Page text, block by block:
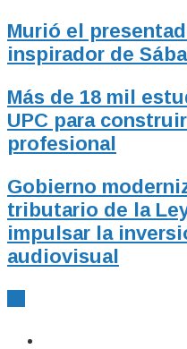
Murió el
inspirador de
Más de 18 mil
UPC para
profesional
Gobierno
tributario de la
impulsar la
audiovisual